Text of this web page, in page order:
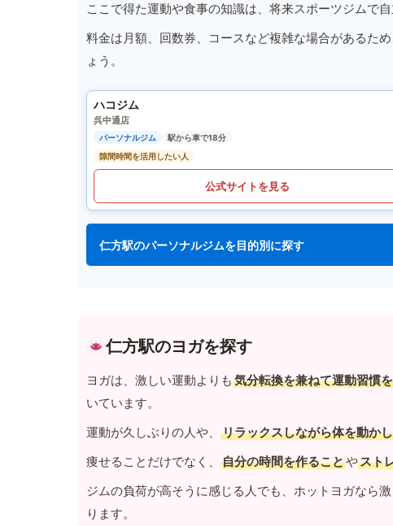
ここで得た運動や食事の知識は、将来スポーツジムで
料金は月額、回数券、コースなど複雑な場合があるた
ょう。
ハコジム
呉中通店
パーソナルジム
駅から車で18分
隙間時間を活用したい人
公式サイトを見る
仁方駅のパーソナルジムを目的別に探す
仁方駅のヨガを探す
ヨガは、激しい運動よりも 気分転換を兼ねて運動習慣
いています。
運動が久しぶりの人や、
リラックスしながら体を動か
痩せることだけでなく、
自分の時間を作ることやスト
ジムの負荷が高そうに感じる人でも、ホットヨガなら
ります。